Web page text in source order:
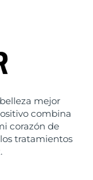
mejor
combina
corazón de
tratamientos